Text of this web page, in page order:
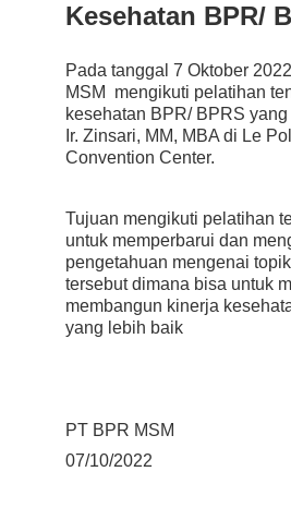
Kesehatan BPR/
Pada tanggal 7 Oktober
MSM  mengikuti pelatihan
kesehatan BPR/ BPRS
Ir. Zinsari, MM, MBA di Le
Convention Center.
Tujuan mengikuti pelatihan
untuk memperbarui dan
pengetahuan mengenai
tersebut dimana bisa untuk
membangun kinerja
yang lebih baik
PT BPR MSM
07/10/2022